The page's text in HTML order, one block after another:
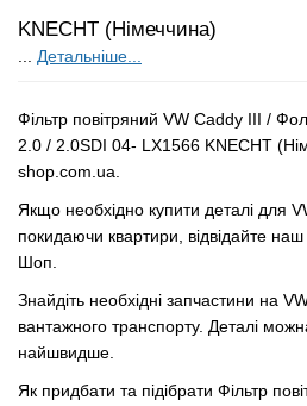
KNECHT (Німеччина)
Детальніше...
Фільтр повітряний VW Caddy III /
2.0 / 2.0SDI 04- LX1566 KNECHT
shop.com.ua.
Якщо необхідно купити деталі для
покидаючи квартири, відвідайте
Шоп.
Знайдіть необхідні запчастини на
вантажного транспорту. Деталі
найшвидше.
Як придбати та підібрати Фільтр